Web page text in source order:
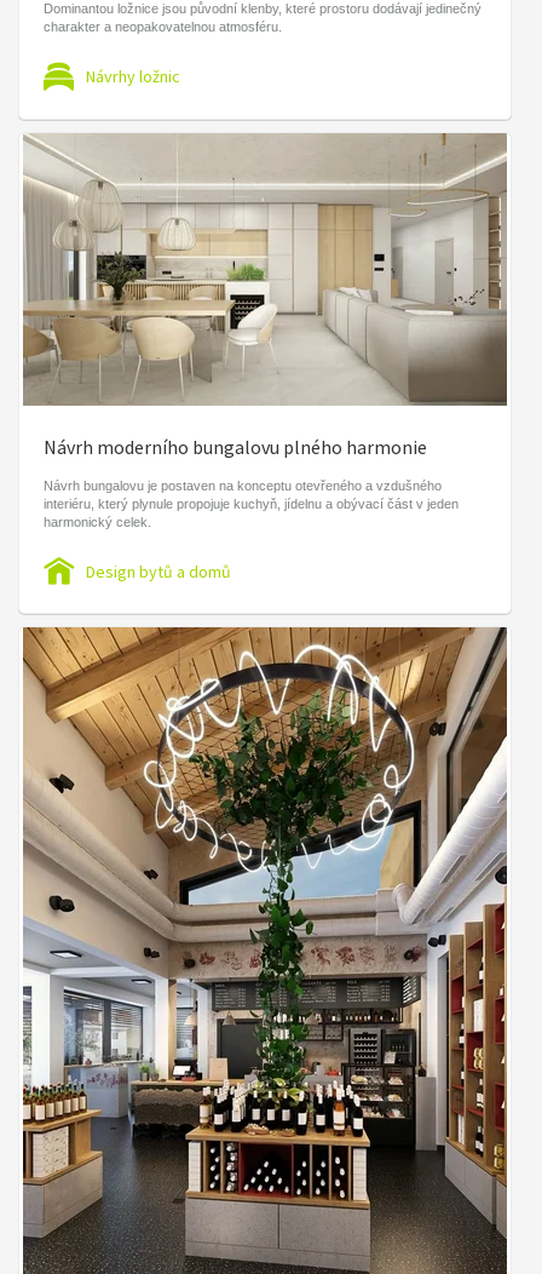
Dominantou ložnice jsou původní klenby, které prostoru dodávají jedinečný
charakter a neopakovatelnou atmosféru.
Návrhy ložnic
Návrh moderního bungalovu plného harmonie
Návrh bungalovu je postaven na konceptu otevřeného a vzdušného
interiéru, který plynule propojuje kuchyň, jídelnu a obývací část v jeden
harmonický celek.
Design bytů a domů